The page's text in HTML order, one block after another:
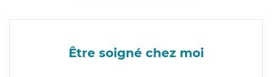
Être soigné chez moi